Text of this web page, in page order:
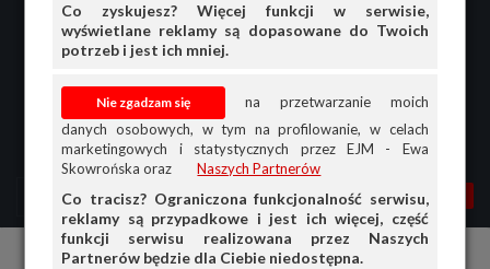
Co zyskujesz? Więcej funkcji w serwisie,
wyświetlane reklamy są dopasowane do Twoich
potrzeb i jest ich mniej.
na przetwarzanie moich
danych osobowych, w tym na profilowanie, w celach
marketingowych i statystycznych przez EJM - Ewa
Skowrońska oraz
Naszych Partnerów
Co tracisz? Ograniczona funkcjonalność serwisu,
reklamy są przypadkowe i jest ich więcej, część
funkcji serwisu realizowana przez Naszych
Partnerów będzie dla Ciebie niedostępna.
MENU MOJA AG
PRZEGLĄD
Części i akcesoria samochodowe